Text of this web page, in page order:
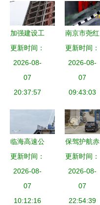
加强建设工
程抗震能力
抗震支吊架
行进入新发
展阶段
更新时间：
2026-08-
07
20:37:57
南京市尧红
路栖霞段建
设工程SG2
标段综述
更新时间：
2026-08-
07
09:43:03
临海高速公
路特大桥建
设正酣
更新时间：
2026-08-
07
10:12:16
保驾护航赤
水河大桥建
设，向四川
路桥致敬
更新时间：
2026-08-
07
22:54:39